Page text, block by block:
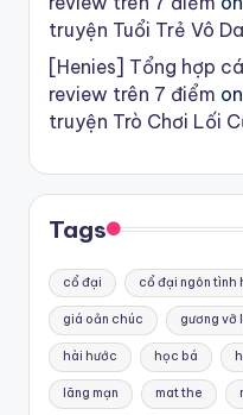
truyện Tuổi Trẻ Vô
[Henies] Tổng hợp
review trên 7 điểm on
truyện Trò Chơi Lối
Tags
cổ đại cổ đại ngôn tình
giá oản chúc gương vỡ
hài hước học bá
lãng mạn mat the